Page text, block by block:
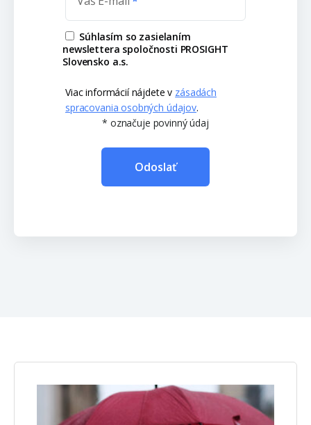
Súhlasím so zasielaním
newslettera spoločnosti PROSIGHT
Slovensko a.s.
Viac informácií nájdete v zásadách
spracovania osobných údajov.
* označuje povinný údaj